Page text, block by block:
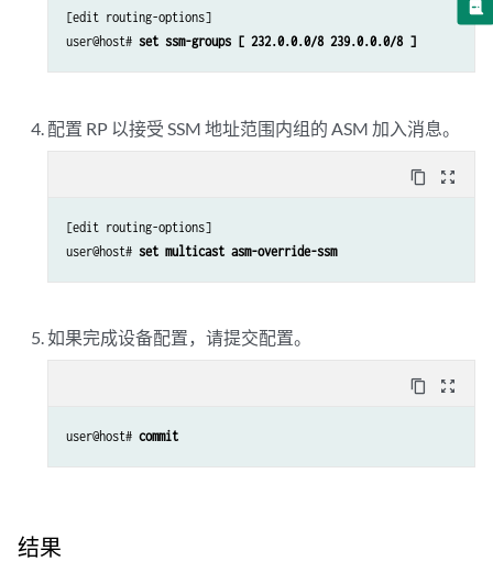
[edit routing-options]
user@host# set ssm-groups [ 232.0.0.0/8 239.0.0.0/8 ]
配置 RP 以接受 SSM 地址范围内组的 ASM 加入消息。
content_copy zoom_out_map
[edit routing-options]
user@host# set multicast asm-override-ssm
如果完成设备配置，请提交配置。
content_copy zoom_out_map
user@host# commit
结果